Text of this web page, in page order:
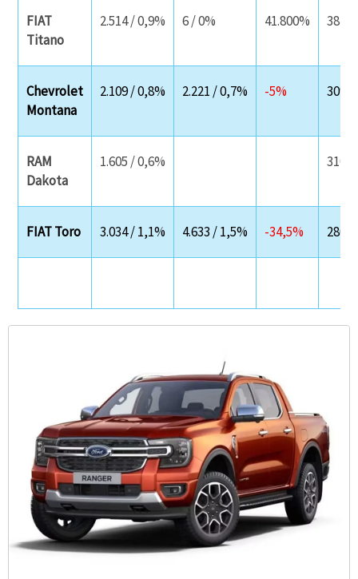
FIAT
Titano
2.514 / 0,9% 6 / 0% 41.800% 382
Chevrolet
Montana
2.109 / 0,8% 2.221 / 0,7% -5% 309
RAM
Dakota
1.605 / 0,6% 310
FIAT Toro 3.034 / 1,1% 4.633 / 1,5% -34,5% 280